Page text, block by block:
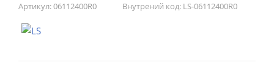
Артикул:06112400R0 Внутрений код: LS-06112400R0